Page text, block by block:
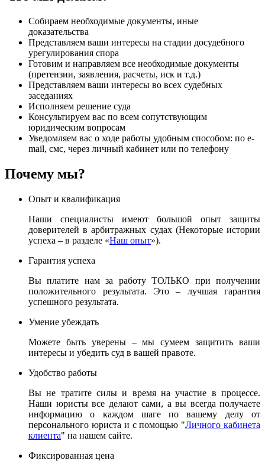
Собираем необходимые документы, иные
доказательства
Представляем ваши интересы на стадии досудебного
урегулирования спора
Готовим и направляем все необходимые документы
(претензии, заявления, расчеты, иск и т.д.)
Представляем ваши интересы во всех судебных
заседаниях
Исполняем решение суда
Консультируем вас по всем сопутствующим
юридическим вопросам
Уведомляем вас о ходе работы удобным способом: по e-
mail, смс, через личный кабинет или по телефону
Почему мы?
Опыт и квалификация
Наши специалисты имеют большой опыт защиты
доверителей в арбитражных судах (Некоторые истории
успеха – в разделе «Наш опыт»).
Гарантия успеха
Вы платите нам за работу ТОЛЬКО при получении
положительного результата. Это – лучшая гарантия
успешного результата.
Умение убеждать
Можете быть уверены – мы сумеем защитить ваши
интересы и убедить суд в вашей правоте.
Удобство работы
Вы не тратите силы и время на участие в процессе.
Наши юристы все делают сами, а вы всегда получаете
информацию о каждом шаге по вашему делу от
персонального юриста и с помощью "Личного кабинета
клиента" на нашем сайте.
Фиксированная цена